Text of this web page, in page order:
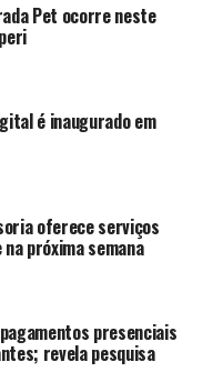
Pet ocorre neste
é inaugurado em
oferece serviços
próxima semana
presenciais
revela pesquisa